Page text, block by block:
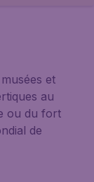
et
au
ou du fort
de